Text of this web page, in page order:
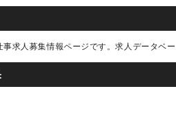
求人募集情報ページです。求人データベ